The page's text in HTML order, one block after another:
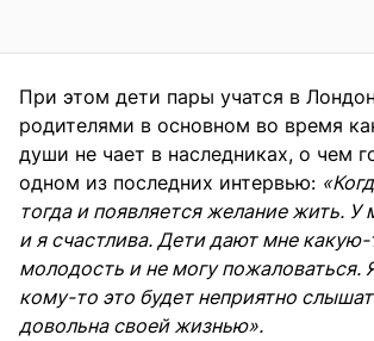
При этом дети пары учатся в
родителями в основном во время
души не чает в наследниках, о чем
одном из последних интервью:
тогда и появляется желание жить. У
и я счастлива. Дети дают мне
молодость и не могу пожаловаться.
кому-то это будет неприятно
довольна своей жизнью».